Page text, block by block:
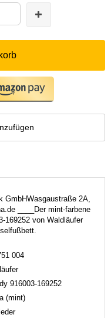
GmbHWasgaustraße 2A,
____Der mint-farbene
169252 von Waldläufer
004
916003-169252
(mint)